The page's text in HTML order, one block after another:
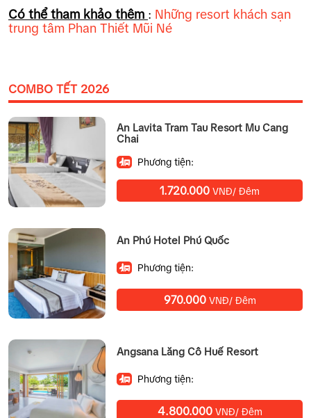
Có thể tham khảo thêm : Những resort khách sạn
trung tâm Phan Thiết Mũi Né
COMBO TẾT 2026
An Lavita Tram Tau Resort Mu Cang
Chai
Phương tiện:
1.720.000 VNĐ/ Đêm
An Phú Hotel Phú Quốc
Phương tiện:
970.000VNĐ/ Đêm
Angsana Lăng Cô Huế Resort
Phương tiện:
4.800.000VNĐ/ Đêm